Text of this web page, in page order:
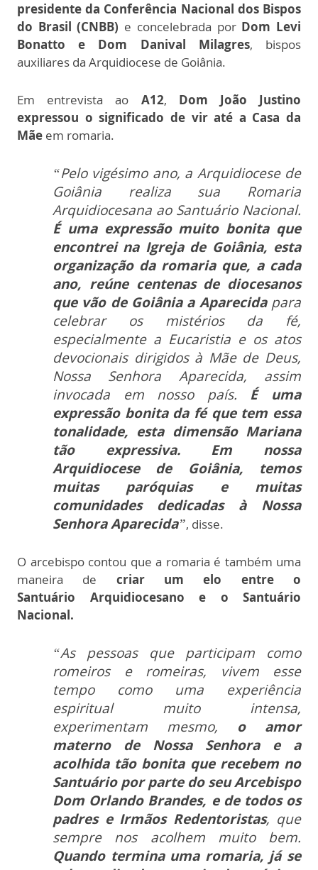
presidente da Conferência Nacional dos Bispos
do Brasil (CNBB) e concelebrada por Dom Levi
Bonatto e Dom Danival Milagres, bispos
auxiliares da Arquidiocese de Goiânia.
Em entrevista ao A12, Dom João Justino
expressou o significado de vir até a Casa da
Mãe em romaria.
“Pelo vigésimo ano, a Arquidiocese de
Goiânia realiza sua Romaria
Arquidiocesana ao Santuário Nacional.
É uma expressão muito bonita que
encontrei na Igreja de Goiânia, esta
organização da romaria que, a cada
ano, reúne centenas de diocesanos
que vão de Goiânia a Aparecidapara
celebrar os mistérios da fé,
especialmente a Eucaristia e os atos
devocionais dirigidos à Mãe de Deus,
Nossa Senhora Aparecida, assim
invocada em nosso país. É uma
expressão bonita da fé que tem essa
tonalidade, esta dimensão Mariana
tão expressiva. Em nossa
Arquidiocese de Goiânia, temos
muitas paróquias e muitas
comunidades dedicadas à Nossa
Senhora Aparecida”, disse.
O arcebispo contou que a romaria é também uma
maneira de criar um elo entre o
Santuário Arquidiocesano e o Santuário
Nacional.
“As pessoas que participam como
romeiros e romeiras, vivem esse
tempo como uma experiência
espiritual muito intensa,
experimentam mesmo, o amor
materno de Nossa Senhora e a
acolhida tão bonita que recebem no
Santuário por parte do seu Arcebispo
Dom Orlando Brandes, e de todos os
padres e Irmãos Redentoristas, que
sempre nos acolhem muito bem.
Quando termina uma romaria, já se